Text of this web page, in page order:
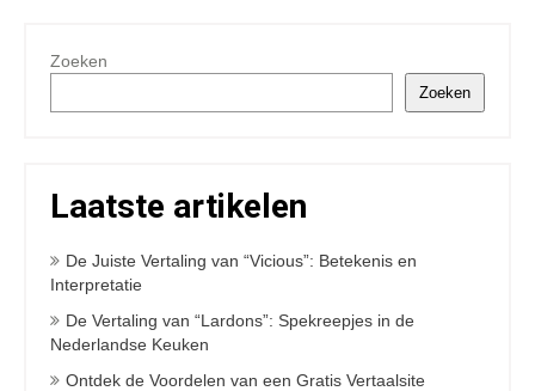
Zoeken
Zoeken
Laatste artikelen
De Juiste Vertaling van “Vicious”: Betekenis en
Interpretatie
De Vertaling van “Lardons”: Spekreepjes in de
Nederlandse Keuken
Ontdek de Voordelen van een Gratis Vertaalsite